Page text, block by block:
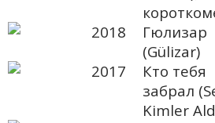
2018
Гюлизар
(Gülizar)
2017
Кто тебя
забрал
Kimler